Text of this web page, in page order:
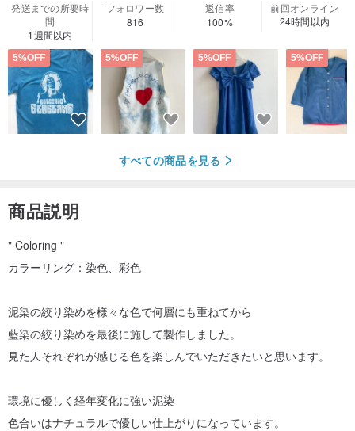
発送までの所要時
間
1週間以内
フォロワー数
816
返信率
100%
前回オンライン
24時間以内
5%OFF 5%OFF 5%OFF 5%OFF
すべての商品を見る
商品説明
" Coloring "
カラーリング：染色、彩色
泥染の絞り染めを様々な色で何層にも重ねてから
藍染の絞り染めを最後に施して製作しました。
見た人それぞれが感じる色を楽しんでいただきたいと思います。
環境に優しく経年変化に強い泥染
色合いはナチュラルで優しい仕上がりになっています。